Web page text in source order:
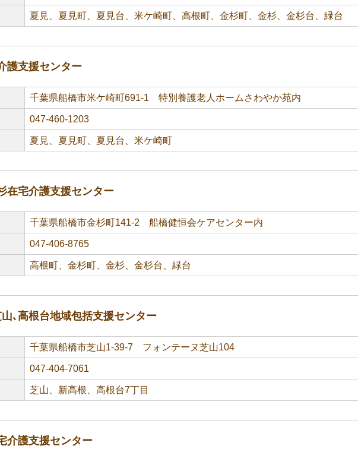
夏見、夏見町、夏見台、米ケ崎町、高根町、金杉町、金杉、金杉台、緑台
護支援センター
千葉県船橋市米ケ崎町691-1 特別養護老人ホームさわやか苑内
047-460-1203
夏見、夏見町、夏見台、米ケ崎町
在宅介護支援センター
千葉県船橋市金杉町141-2 船橋健恒会ケアセンター内
047-406-8765
高根町、金杉町、金杉、金杉台、緑台
､高根台地域包括支援センター
千葉県船橋市芝山1-39-7 フォンテーヌ芝山104
047-404-7061
芝山、新高根、高根台7丁目
介護支援センター